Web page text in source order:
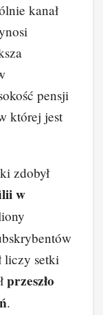
kanał
pensji
której jest
zdobył
w
liczy setki
przeszło
.